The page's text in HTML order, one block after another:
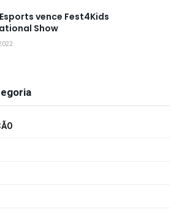
vence Fest4Kids
Show